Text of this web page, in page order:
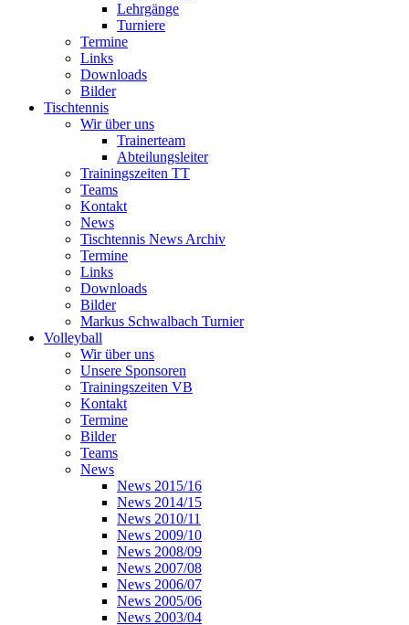
Lehrgänge
Turniere
Termine
Links
Downloads
Bilder
Tischtennis
Wir über uns
Trainerteam
Abteilungsleiter
Trainingszeiten TT
Teams
Kontakt
News
Tischtennis News Archiv
Termine
Links
Downloads
Bilder
Markus Schwalbach Turnier
Volleyball
Wir über uns
Unsere Sponsoren
Trainingszeiten VB
Kontakt
Termine
Bilder
Teams
News
News 2015/16
News 2014/15
News 2010/11
News 2009/10
News 2008/09
News 2007/08
News 2006/07
News 2005/06
News 2003/04